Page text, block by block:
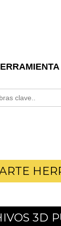
3D